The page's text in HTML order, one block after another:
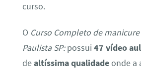
curso.
O Curso Completo de
Paulista SP:possui 47 vídeo
dealtíssima qualidadeonde a